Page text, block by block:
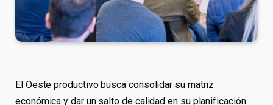
El Oeste productivo busca consolidar su matriz
económica y dar un salto de calidad en su planificación